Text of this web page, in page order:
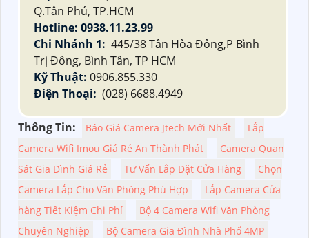
Q.Tân Phú, TP.HCM
Hotline: 0938.11.23.99
Chi Nhánh 1: 445/38 Tân Hòa Đông,P Bình
Trị Đông, Bình Tân, TP HCM
Kỹ Thuật: 0906.855.330
Điện Thoại: (028) 6688.4949
Thông Tin: Báo Giá Camera Jtech Mới Nhất
Lắp
Camera Wifi Imou Giá Rẻ An Thành Phát
Camera Quan
Sát Gia Đình Giá Rẻ
Tư Vấn Lắp Đặt Cửa Hàng
Chọn
Camera Lắp Cho Văn Phòng Phù Hợp
Lắp Camera Cửa
hàng Tiết Kiệm Chi Phí
Bộ 4 Camera Wifi Văn Phòng
Chuyên Nghiệp
Bộ Camera Gia Đình Nhà Phố 4MP